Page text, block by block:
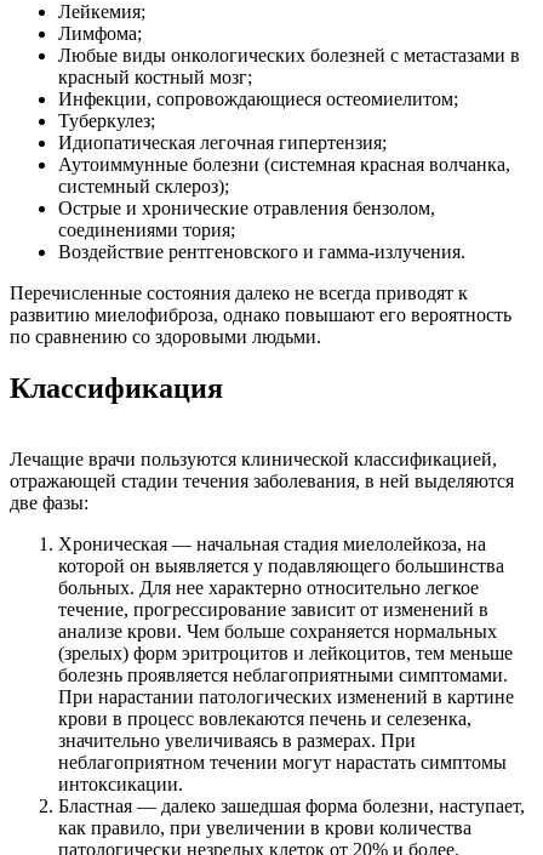
Лейкемия;
Лимфома;
Любые виды онкологических болезней с метастазами в
красный костный мозг;
Инфекции, сопровождающиеся остеомиелитом;
Туберкулез;
Идиопатическая легочная гипертензия;
Аутоиммунные болезни (системная красная волчанка,
системный склероз);
Острые и хронические отравления бензолом,
соединениями тория;
Воздействие рентгеновского и гамма-излучения.
Перечисленные состояния далеко не всегда приводят к
развитию миелофиброза, однако повышают его вероятность
по сравнению со здоровыми людьми.
Классификация
Лечащие врачи пользуются клинической классификацией,
отражающей стадии течения заболевания, в ней выделяются
две фазы:
Хроническая — начальная стадия миелолейкоза, на
которой он выявляется у подавляющего большинства
больных. Для нее характерно относительно легкое
течение, прогрессирование зависит от изменений в
анализе крови. Чем больше сохраняется нормальных
(зрелых) форм эритроцитов и лейкоцитов, тем меньше
болезнь проявляется неблагоприятными симптомами.
При нарастании патологических изменений в картине
крови в процесс вовлекаются печень и селезенка,
значительно увеличиваясь в размерах. При
неблагоприятном течении могут нарастать симптомы
интоксикации.
Бластная — далеко зашедшая форма болезни, наступает,
как правило, при увеличении в крови количества
патологически незрелых клеток от 20% и более.